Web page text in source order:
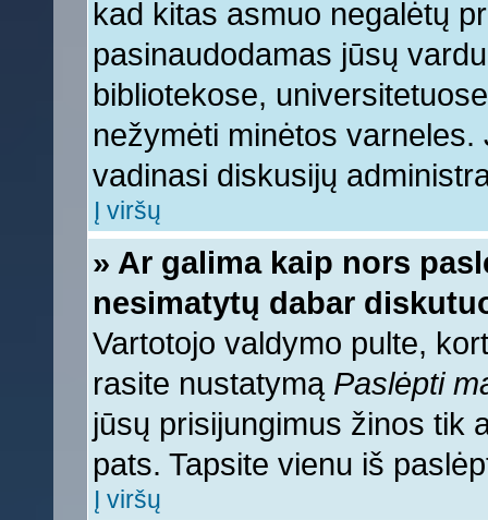
kad kitas asmuo negalėtų
pasinaudodamas jūsų
bibliotekose,
nežymėti minėtos
vadinasi diskusijų
Į viršų
» Ar galima kaip nors
nesimatytų dabar
Vartotojo valdymo pulte,
rasite nustatymą Paslėpti
jūsų prisijungimus žinos tik
pats. Tapsite vienu iš
Į viršų